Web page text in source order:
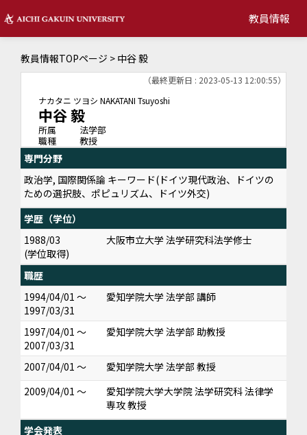
教員情報
教員情報TOPページ > 中谷 毅
（最終更新日 : 2023-05-13 12:00:55）
ナカタニ ツヨシ NAKATANI Tsuyoshi
中谷 毅
所属
法学部
職種
教授
専門分野
政治学, 国際関係論 キーワード(ドイツ現代政治、ドイツの
ための選択肢、ポピュリズム、ドイツ外交)
学歴（学位）
1988/03
(学位取得)
大阪市立大学 法学研究科法学修士
職歴
1994/04/01 ～
1997/03/31
愛知学院大学 法学部 講師
1997/04/01 ～
2007/03/31
愛知学院大学 法学部 助教授
2007/04/01 ～
愛知学院大学 法学部 教授
2009/04/01 ～
愛知学院大学大学院 法学研究科 法律学
専攻 教授
学会発表